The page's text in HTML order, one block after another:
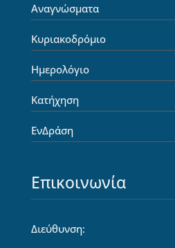
Αναγνώσματα
Κυριακοδρόμιο
Ημερολόγιο
Κατήχηση
ΕνΔράση
Επικοινωνία
Διεύθυνση: